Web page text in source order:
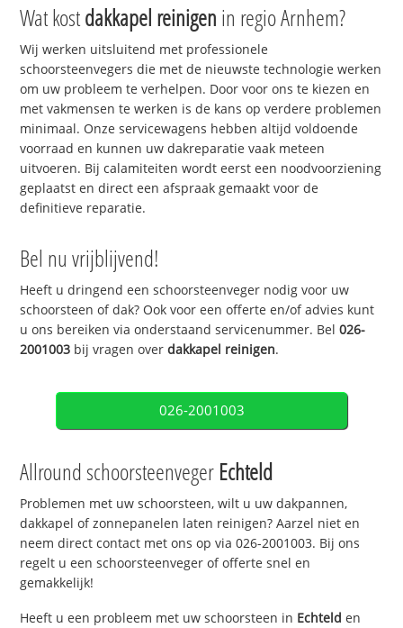
Wat kostdakkapel reinigen in regio Arnhem?
Wij werken uitsluitend met professionele
schoorsteenvegers die met de nieuwste technologie werken
om uw probleem te verhelpen. Door voor ons te kiezen en
met vakmensen te werken is de kans op verdere problemen
minimaal. Onze servicewagens hebben altijd voldoende
voorraad en kunnen uw dakreparatie vaak meteen
uitvoeren. Bij calamiteiten wordt eerst een noodvoorziening
geplaatst en direct een afspraak gemaakt voor de
definitieve reparatie.
Bel nu vrijblijvend!
Heeft u dringend een schoorsteenveger nodig voor uw
schoorsteen of dak? Ook voor een offerte en/of advies kunt
u ons bereiken via onderstaand servicenummer. Bel026-
2001003 bij vragen overdakkapel reinigen.
026-2001003
Allround schoorsteenveger Echteld
Problemen met uw schoorsteen, wilt u uw dakpannen,
dakkapel of zonnepanelen laten reinigen? Aarzel niet en
neem direct contact met ons op via 026-2001003. Bij ons
regelt u een schoorsteenveger of offerte snel en
gemakkelijk!
Heeft u een probleem met uw schoorsteen in Echteld en